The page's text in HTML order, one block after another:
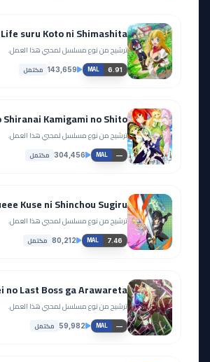
ترشيح من نوع مسلسل لمحبي هذا العمل.
MAL 6.91
143,659 مكتمل
ترشيح من نوع مسلسل لمحبي هذا العمل.
MAL —
304,456 مكتمل
ترشيح من نوع مسلسل لمحبي هذا العمل.
MAL 7.46
80,212 مكتمل
no Last Boss ga Arawareta!
ترشيح من نوع مسلسل لمحبي هذا العمل.
MAL —
59,982 مكتمل